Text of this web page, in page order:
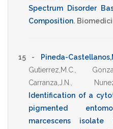
Spectrum Disorder
Composition.
15 - Pineda-
Gutierrez,M.C.
Carranza,J.N.
Identification of a
pigmented
marcescens